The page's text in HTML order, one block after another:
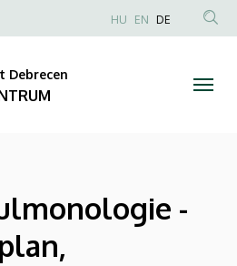
Anonim
HU EN DE
Debrecen
-